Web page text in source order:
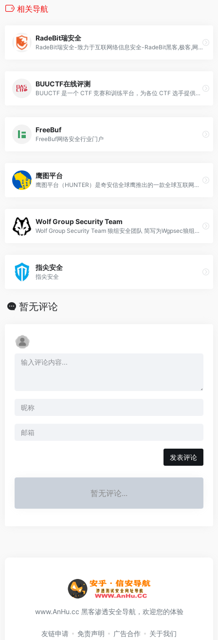
相关导航
RadeBit瑞安全
RadeBit瑞安全-致力于互联网络信息安全-RadeBit黑客,极客,网络安全,逆向攻防,无线安全,网站安全,黑盒测试,信息安全,硬件攻防,数据库安全
BUUCTF在线评测
BUUCTF 是一个 CTF 竞赛和训练平台，为各位 CTF 选手提供真实赛题在线复现等服务。
FreeBuf
FreeBuf网络安全行业门户
鹰图平台
鹰图平台（HUNTER）是奇安信全球鹰推出的一款全球互联网资产搜集平台
Wolf Group Security Team
Wolf Group Security Team 狼组安全团队 简写为Wgpsec狼组安全团队,Wgp狼组，主要由keac带头的网络安全爱好者组成。专注于网络信息安全领域的技术研究，积极面对领域内各类安全事件，通过对安全事件的评估、分析，提供有效的对策和建议。
指尖安全
指尖安全
暂无评论
发表评论
暂无评论...
www.AnHu.cc 黑客渗透安全导航，欢迎您的体验
友链申请 免责声明 广告合作 关于我们